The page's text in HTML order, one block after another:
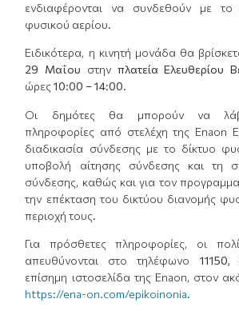
ενδιαφέρονται να συνδεθούν με το
φυσικού αερίου.
Ειδικότερα, η κινητή μονάδα θα
29 Μαΐου στην πλατεία Ελευθερίου
ώρες10:00 – 14:00.
Οι δημότες θα μπορούν να
πληροφορίες από στελέχη της Enaon
διαδικασία σύνδεσης με το δίκτυο
υποβολή αίτησης σύνδεσης και τη
σύνδεσης, καθώς και για τον
την επέκταση του δικτύου διανομής
περιοχή τους.
Για πρόσθετες πληροφορίες, οι
απευθύνονται στο τηλέφωνο 11150,
επίσημη ιστοσελίδα της Enaon, στον
https://ena-on.com/epikoinonia.